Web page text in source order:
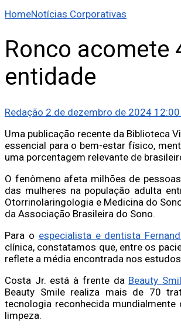
HomeNotícias Corporativas
Ronco acomete
entidade
Redação 2 de dezembro de 2024
Uma publicação recente da Biblioteca
essencial para o bem-estar físico,
uma porcentagem relevante de
O fenômeno afeta milhões de
das mulheres na população adulta
Otorrinolaringologia e Medicina do
da Associação Brasileira do Sono.
Para o especialista e dentista
clínica, constatamos que, entre os
reflete a média encontrada nos
Costa Jr. está à frente da Beauty
Beauty Smile realiza mais de 70
tecnologia reconhecida
limpeza.